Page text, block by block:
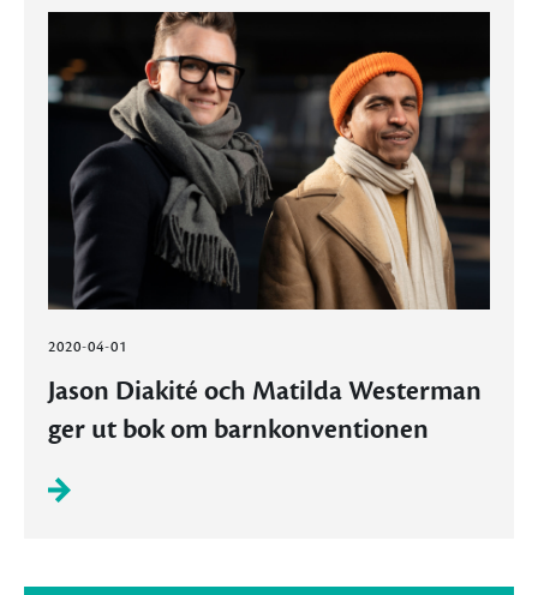
2020-04-01
Jason Diakité och Matilda Westerman
ger ut bok om barnkonventionen